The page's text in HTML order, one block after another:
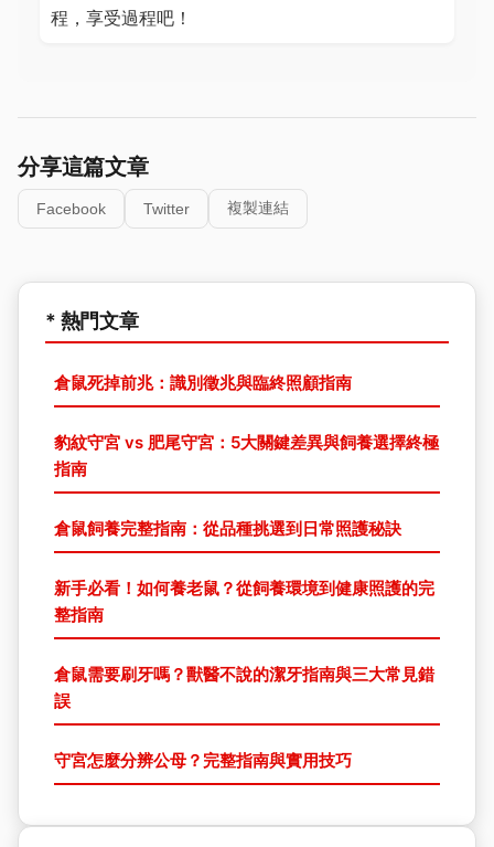
程，享受過程吧！
分享這篇文章
Facebook Twitter 複製連結
* 熱門文章
倉鼠死掉前兆：識別徵兆與臨終照顧指南
豹紋守宮 vs 肥尾守宮：5大關鍵差異與飼養選擇終極
指南
倉鼠飼養完整指南：從品種挑選到日常照護秘訣
新手必看！如何養老鼠？從飼養環境到健康照護的完
整指南
倉鼠需要刷牙嗎？獸醫不說的潔牙指南與三大常見錯
誤
守宮怎麼分辨公母？完整指南與實用技巧